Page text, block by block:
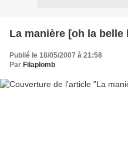
La manière [oh la belle
Publié le 18/05/2007 à 21:58
Par Filaplomb